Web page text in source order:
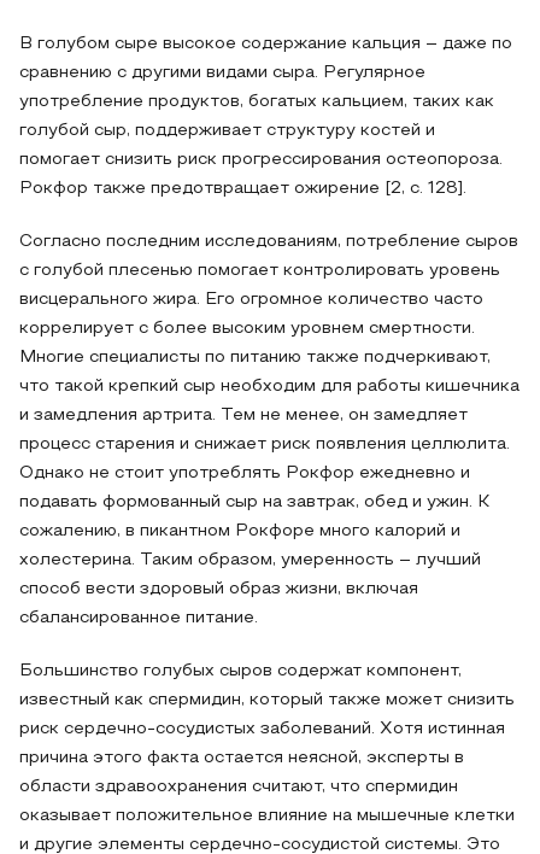
В голубом сыре высокое содержание кальция – даже по
сравнению с другими видами сыра. Регулярное
употребление продуктов, богатых кальцием, таких как
голубой сыр, поддерживает структуру костей и
помогает снизить риск прогрессирования остеопороза.
Рокфор также предотвращает ожирение [2, с. 128].
Согласно последним исследованиям, потребление сыров
с голубой плесенью помогает контролировать уровень
висцерального жира. Его огромное количество часто
коррелирует с более высоким уровнем смертности.
Многие специалисты по питанию также подчеркивают,
что такой крепкий сыр необходим для работы кишечника
и замедления артрита. Тем не менее, он замедляет
процесс старения и снижает риск появления целлюлита.
Однако не стоит употреблять Рокфор ежедневно и
подавать формованный сыр на завтрак, обед и ужин. К
сожалению, в пикантном Рокфоре много калорий и
холестерина. Таким образом, умеренность – лучший
способ вести здоровый образ жизни, включая
сбалансированное питание.
Большинство голубых сыров содержат компонент,
известный как спермидин, который также может снизить
риск сердечно-сосудистых заболеваний. Хотя истинная
причина этого факта остается неясной, эксперты в
области здравоохранения считают, что спермидин
оказывает положительное влияние на мышечные клетки
и другие элементы сердечно-сосудистой системы. Это